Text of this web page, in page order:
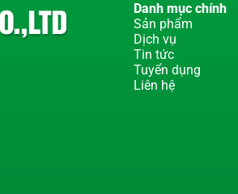
Danh mục chính
Sản phẩm
Dịch vụ
Tin tức
Tuyển dụng
Liên hệ